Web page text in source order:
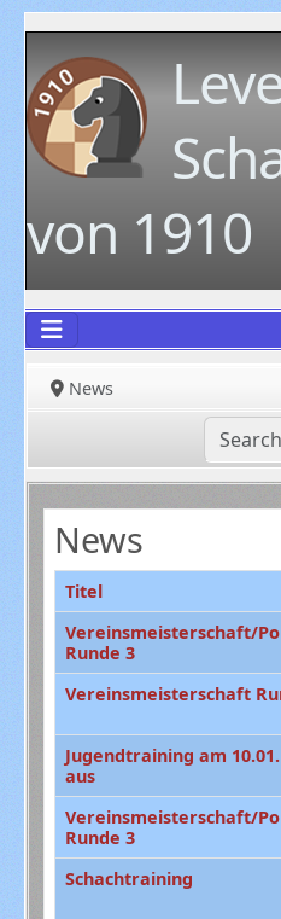
von 1910
News
News
Titel
Vereinsmeisterschaft/
Runde 3
Vereinsmeisterschaft
Jugendtraining am
aus
Vereinsmeisterschaft/
Runde 3
Schachtraining